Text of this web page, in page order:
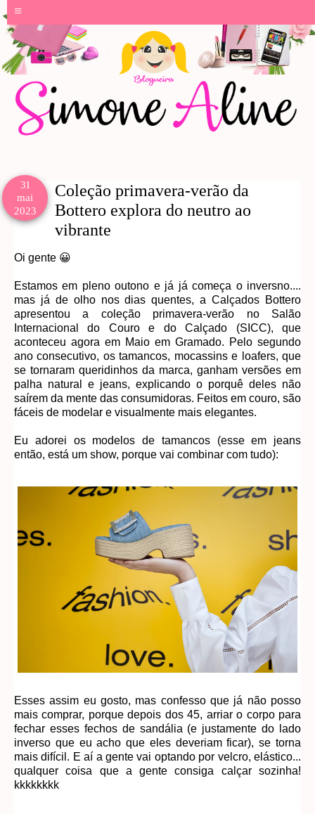
≡
31
mai
2023
Coleção primavera-verão da
Bottero explora do neutro ao
vibrante
Oi gente 😀
Estamos em pleno outono e já já começa o inversno....
mas já de olho nos dias quentes, a Calçados Bottero
apresentou a coleção primavera-verão no Salão
Internacional do Couro e do Calçado (SICC), que
aconteceu agora em Maio em Gramado. Pelo segundo
ano consecutivo, os tamancos, mocassins e loafers, que
se tornaram queridinhos da marca, ganham versões em
palha natural e jeans, explicando o porquê deles não
saírem da mente das consumidoras. Feitos em couro, são
fáceis de modelar e visualmente mais elegantes.
Eu adorei os modelos de tamancos (esse em jeans
então, está um show, porque vai combinar com tudo):
Esses assim eu gosto, mas confesso que já não posso
mais comprar, porque depois dos 45, arriar o corpo para
fechar esses fechos de sandália (e justamente do lado
inverso que eu acho que eles deveriam ficar), se torna
mais difícil. E aí a gente vai optando por velcro, elástico...
qualquer coisa que a gente consiga calçar sozinha!
kkkkkkkk